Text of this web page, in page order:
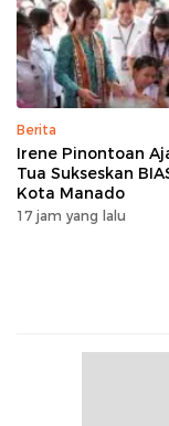
Berita
Irene Pinontoan
Tua Sukseskan
Kota Manado
17 jam yang lalu